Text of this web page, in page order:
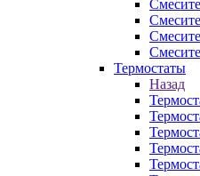
Термостаты
Назад